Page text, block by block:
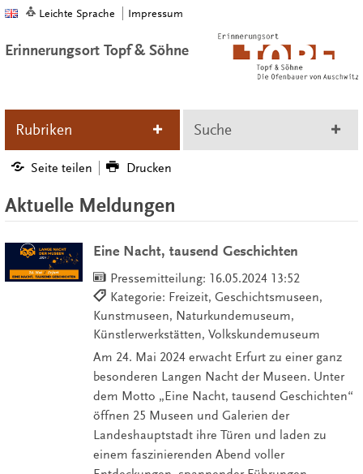
Leichte Sprache Impressum
Erinnerungsort Topf & Söhne
Rubriken Suche
Seite teilen Drucken
Aktuelle Meldungen
Eine Nacht, tausend Geschichten
Pressemitteilung: 16.05.2024 13:52
Kategorie: Freizeit, Geschichtsmuseen,
Kunstmuseen, Naturkundemuseum,
Künstlerwerkstätten, Volkskundemuseum
Am 24. Mai 2024 erwacht Erfurt zu einer ganz
besonderen Langen Nacht der Museen. Unter
dem Motto „Eine Nacht, tausend Geschichten“
öffnen 25 Museen und Galerien der
Landeshauptstadt ihre Türen und laden zu
einem faszinierenden Abend voller